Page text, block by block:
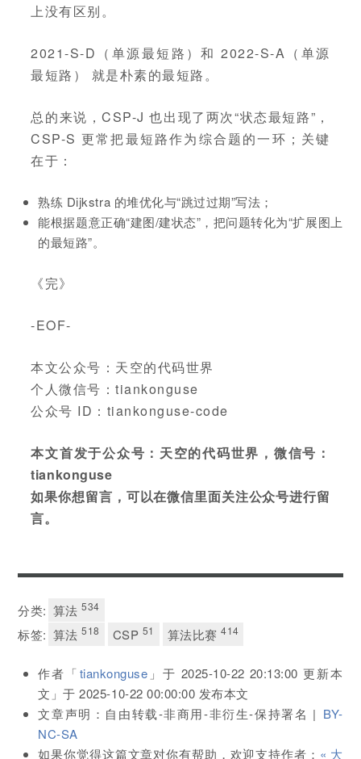
上没有区别。
2021-S-D（单源最短路）和 2022-S-A（单源
最短路） 就是朴素的最短路。
总的来说，CSP-J 也出现了两次“状态最短路”，
CSP-S 更常把最短路作为综合题的一环；关键
在于：
熟练 Dijkstra 的堆优化与“跳过过期”写法；
能根据题意正确“建图/建状态”，把问题转化为“扩展图上
的最短路”。
《完》
-EOF-
本文公众号：天空的代码世界
个人微信号：tiankonguse
公众号 ID：tiankonguse-code
本文首发于公众号：天空的代码世界，微信号：
tiankonguse
如果你想留言，可以在微信里面关注公众号进行留
言。
分类: 算法534
标签: 算法518 CSP 51 算法比赛414
作者「tiankonguse 」于 2025-10-22 20:13:00 更新本
文」于2025-10-22 00:00:00 发布本文
文章声明：自由转载-非商用-非衍生-保持署名 | BY-
NC-SA
如果你觉得这篇文章对你有帮助，欢迎支持作者： « 大